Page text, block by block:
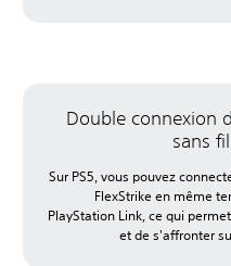
Double connexion
sans
Sur PS5, vous pouvez
FlexStrike en même
PlayStation Link, ce qui
et de s'affronter